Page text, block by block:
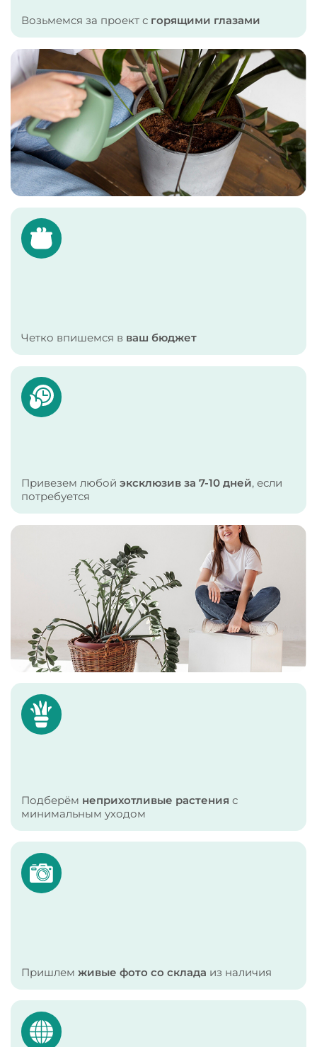
Возьмемся за проект с горящими глазами
Четко впишемся в ваш бюджет
Привезем любойэксклюзив за 7-10 дней, если
потребуется
Подберём неприхотливые растения с
минимальным уходом
Пришлемживые фото со склада из наличия